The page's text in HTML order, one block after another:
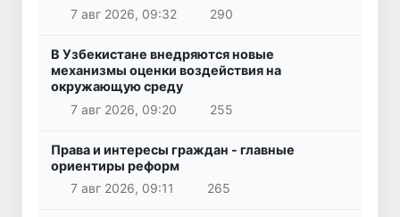
7 авг 2026, 09:32
290
В Узбекистане внедряются новые
механизмы оценки воздействия на
окружающую среду
7 авг 2026, 09:20
255
Права и интересы граждан - главные
ориентиры реформ
7 авг 2026, 09:11
265